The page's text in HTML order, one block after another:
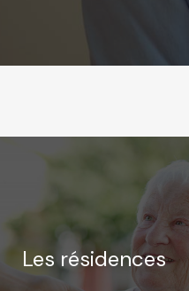
Les résidences